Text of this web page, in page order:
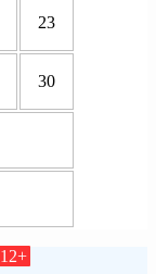
23
30
12+